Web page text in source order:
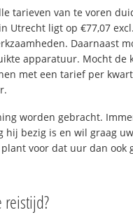
tarieven van te voren
Utrecht ligt op €77,07
Daarnaast
apparatuur. Mocht de
met een tarief per
worden gebracht.
hij bezig is en wil graag
voor dat uur dan ook
reistijd?